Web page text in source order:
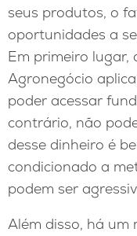
seus produtos, o
oportunidades a
Em primeiro lugar,
Agronegócio
poder acessar
contrário, não
desse dinheiro é
condicionado a
podem ser
Além disso, há um